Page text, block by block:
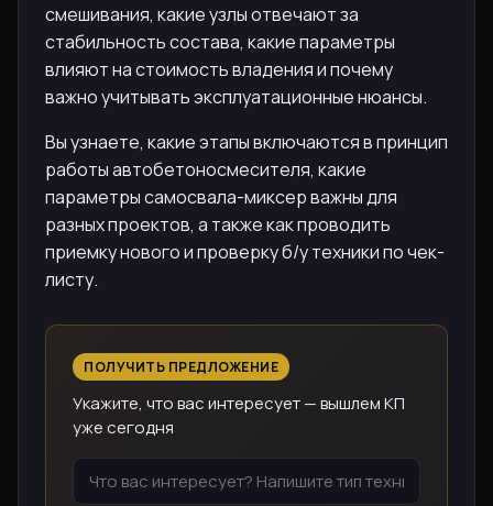
смешивания, какие узлы отвечают за
стабильность состава, какие параметры
влияют на стоимость владения и почему
важно учитывать эксплуатационные нюансы.
Вы узнаете, какие этапы включаются в принцип
работы автобетоносмесителя, какие
параметры самосвала-миксер важны для
разных проектов, а также как проводить
приемку нового и проверку б/у техники по чек-
листу.
ПОЛУЧИТЬ ПРЕДЛОЖЕНИЕ
Укажите, что вас интересует — вышлем КП
уже сегодня